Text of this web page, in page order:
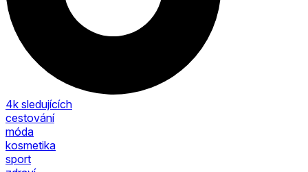
4k sledujících
cestování
móda
kosmetika
sport